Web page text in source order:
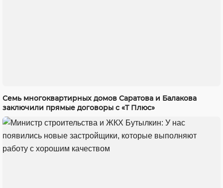
Семь многоквартирных домов Саратова и Балакова
заключили прямые договоры с «Т Плюс»